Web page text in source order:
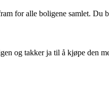
for alle boligene samlet.
og takker ja til å kjøpe den